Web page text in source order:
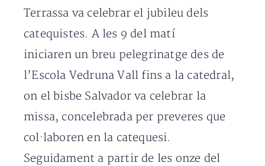
Terrassa va celebrar el jubileu dels
catequistes. A les 9 del matí
iniciaren un breu pelegrinatge des de
l’Escola Vedruna Vall fins a la catedral,
on el bisbe Salvador va celebrar la
missa, concelebrada per preveres que
col·laboren en la catequesi.
Seguidament a partir de les onze del